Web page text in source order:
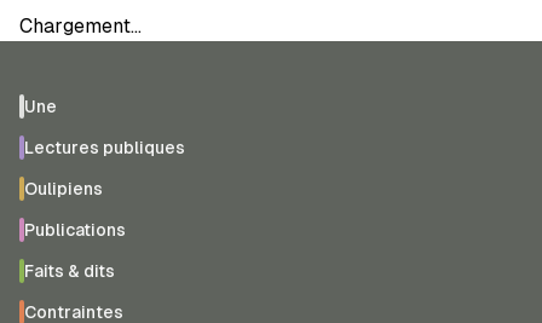
Chargement…
Une
Lectures publiques
Oulipiens
Publications
Faits & dits
Contraintes